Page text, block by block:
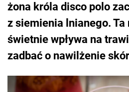
żona króla disco polo
z siemienia lnianego.
świetnie wpływa na
zadbać o nawilżenie